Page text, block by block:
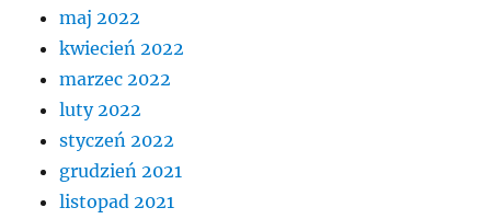
maj 2022
kwiecień 2022
marzec 2022
luty 2022
styczeń 2022
grudzień 2021
listopad 2021